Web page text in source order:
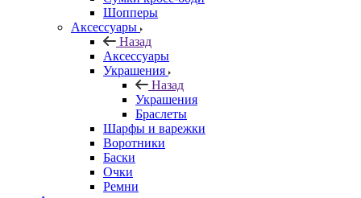
Шопперы
Аксессуары
Назад
Аксессуары
Украшения
Назад
Украшения
Браслеты
Шарфы и варежки
Воротники
Баски
Очки
Ремни